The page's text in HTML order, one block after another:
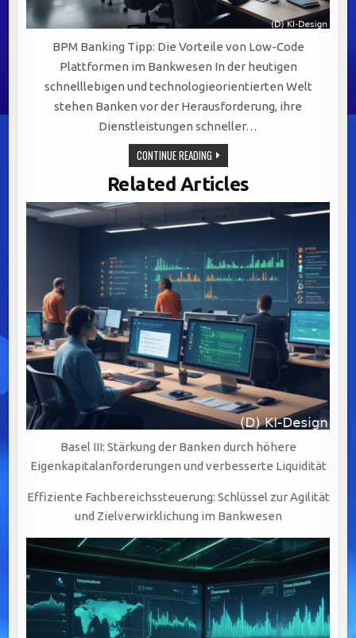
BPM Banking Tipp: Die Vorteile von Low-Code
Plattformen im Bankwesen In der heutigen
schnelllebigen und technologieorientierten Welt
stehen Banken vor der Herausforderung, ihre
Dienstleistungen schneller…
CONTINUE READINGOPTIMIERUNG
IM
BANKWESEN:
LOW-
CODE
PLATTFORMEN
FÖRDERN
SCHNELLIGKEIT,
UND
Related Articles
Basel III: Stärkung der Banken durch höhere
Eigenkapitalanforderungen und verbesserte Liquidität
Effiziente Fachbereichssteuerung: Schlüssel zur Agilität
und Zielverwirklichung im Bankwesen